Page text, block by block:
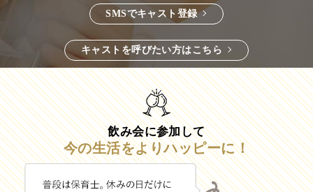
SMSでキャスト登録
キャストを呼びたい方はこちら
飲み会に参加して
今の生活をよりハッピーに！